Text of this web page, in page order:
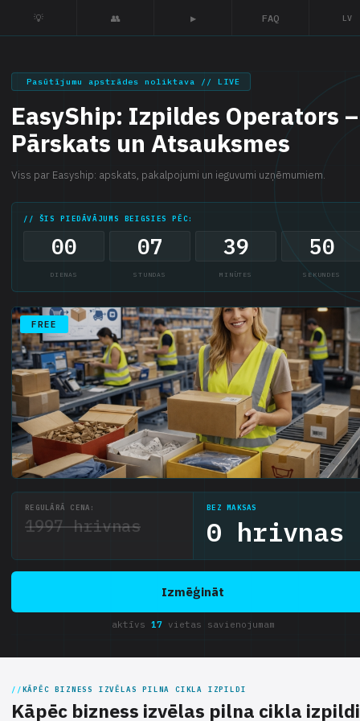
💡 👥 ▶ FAQ LV
Pasūtījumu apstrādes noliktava // LIVE
EasyShip: Izpildes Operators –
Pārskats un Atsauksmes
Viss par Easyship: apskats, pakalpojumi un ieguvumi uzņēmumiem.
// ŠIS PIEDĀVĀJUMS BEIGSIES PĒC:
00
DIENAS
07
STUNDAS
39
MINŪTES
49
SEKUNDES
FREE
REGULĀRĀ CENA:
1997 hrivnas
BEZ MAKSAS
0 hrivnas
Izmēģināt
aktīvs 17vietas savienojumam
KĀPĒC BIZNESS IZVĒLAS PILNA CIKLA IZPILDI
Kāpēc bizness izvēlas pilna cikla izpildi